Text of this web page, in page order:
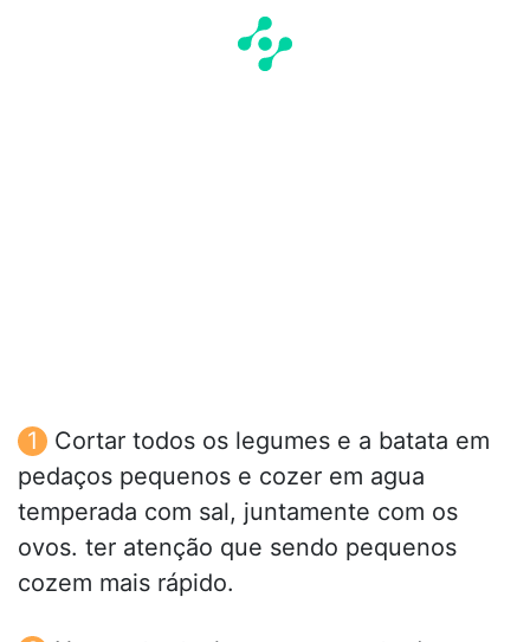
Cortar todos os legumes e a batata em
pedaços pequenos e cozer em agua
temperada com sal, juntamente com os
ovos. ter atenção que sendo pequenos
cozem mais rápido.